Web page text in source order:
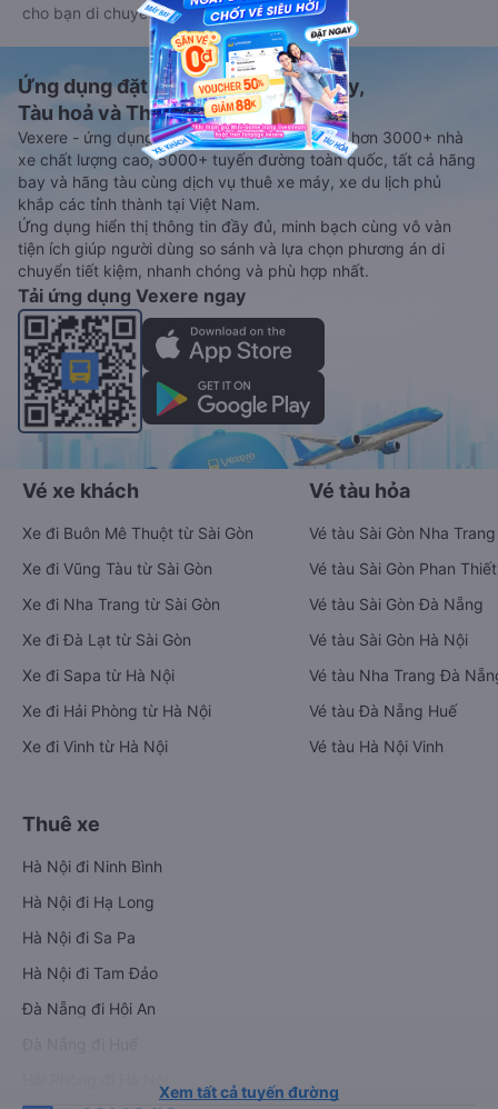
cho bạn di chuyển.
Ứng dụng đặt vé Xe khách, Máy bay,
Tàu hoả và Thuê xe
Vexere - ứng dụng đặt vé đa phương tiện với hơn 3000+ nhà
xe chất lượng cao, 5000+ tuyến đường toàn quốc, tất cả hãng
bay và hãng tàu cùng dịch vụ thuê xe máy, xe du lịch phủ
khắp các tỉnh thành tại Việt Nam.
Ứng dụng hiển thị thông tin đầy đủ, minh bạch cùng vô vàn
tiện ích giúp người dùng so sánh và lựa chọn phương án di
chuyển tiết kiệm, nhanh chóng và phù hợp nhất.
Tải ứng dụng Vexere ngay
Vé xe khách
Xe đi Buôn Mê Thuột từ Sài Gòn
Xe đi Vũng Tàu từ Sài Gòn
Xe đi Nha Trang từ Sài Gòn
Xe đi Đà Lạt từ Sài Gòn
Xe đi Sapa từ Hà Nội
Xe đi Hải Phòng từ Hà Nội
Xe đi Vinh từ Hà Nội
Vé tàu hỏa
Vé tàu Sài Gòn Nha Trang
Vé tàu Sài Gòn Phan Thiết
Vé tàu Sài Gòn Đà Nẵng
Vé tàu Sài Gòn Hà Nội
Vé tàu Nha Trang Đà
Vé tàu Đà Nẵng Huế
Vé tàu Hà Nội Vinh
Thuê xe
Hà Nội đi Ninh Bình
Hà Nội đi Hạ Long
Hà Nội đi Sa Pa
Hà Nội đi Tam Đảo
Đà Nẵng đi Hội An
Xem tất cả tuyến đường